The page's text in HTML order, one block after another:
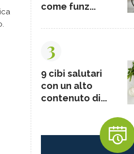
come funz...
3
9 cibi salutari
con un alto
contenuto di...